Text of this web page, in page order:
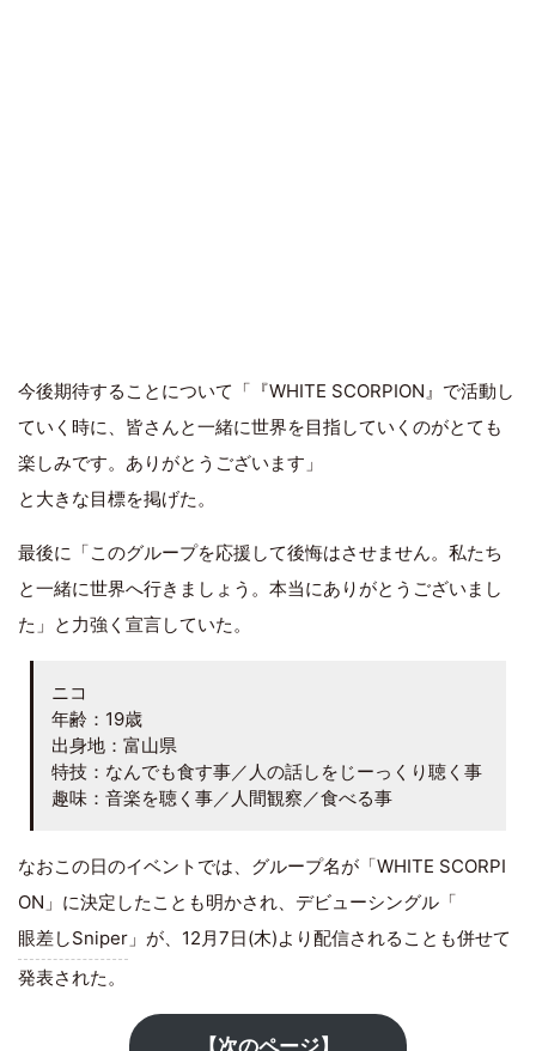
今後期待することについて「『WHITE SCORPION』で活動し
ていく時に、皆さんと一緒に世界を目指していくのがとても
楽しみです。ありがとうございます」
と大きな目標を掲げた。
最後に「このグループを応援して後悔はさせません。私たち
と一緒に世界へ行きましょう。本当にありがとうございまし
た」と力強く宣言していた。
ニコ
年齢：19歳
出身地：富山県
特技：なんでも食す事／人の話しをじーっくり聴く事
趣味：音楽を聴く事／人間観察／食べる事
なおこの日のイベントでは、グループ名が「WHITE SCORPI
ON」に決定したことも明かされ、デビューシングル「
眼差しSniper 」が、12月7日(木)より配信されることも併せて
発表された。